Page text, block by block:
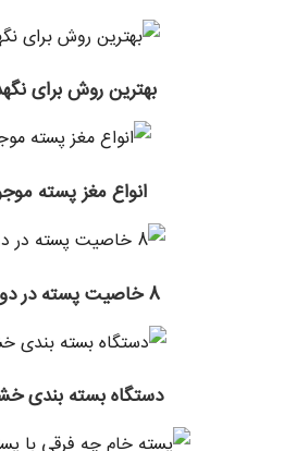
بهترین روش برای
انواع مغز پسته
8 خاصیت پسته در دوران بارداری
دستگاه بسته بندی